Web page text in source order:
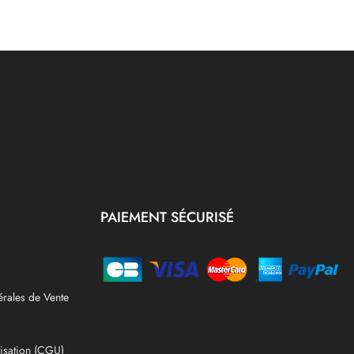
de Vente
(CGU)
PAIEMENT SÉCURISÉ